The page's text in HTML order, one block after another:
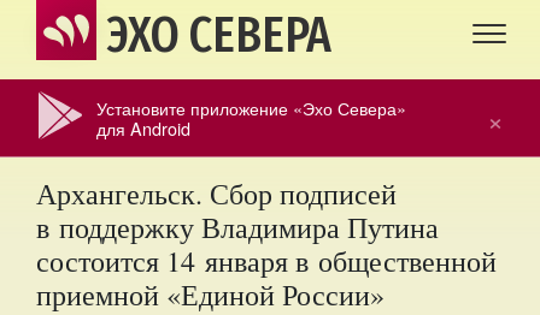
ЭХО СЕВЕРА
×
Установите приложение «Эхо Севера»
для Android
Архангельск. Сбор подписей
в поддержку Владимира Путина
состоится 14 января в общественной
приемной «Единой России»